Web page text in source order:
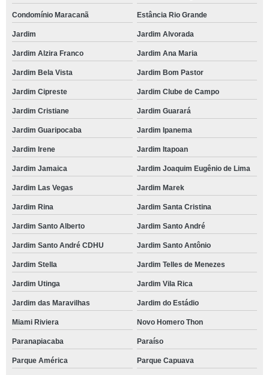
Condomínio Maracanã Estância Rio Grande
Jardim Jardim Alvorada
Jardim Alzira Franco Jardim Ana Maria
Jardim Bela Vista Jardim Bom Pastor
Jardim Cipreste Jardim Clube de Campo
Jardim Cristiane Jardim Guarará
Jardim Guaripocaba Jardim Ipanema
Jardim Irene Jardim Itapoan
Jardim Jamaica Jardim Joaquim Eugênio de Lima
Jardim Las Vegas Jardim Marek
Jardim Rina Jardim Santa Cristina
Jardim Santo Alberto Jardim Santo André
Jardim Santo André CDHU Jardim Santo Antônio
Jardim Stella Jardim Telles de Menezes
Jardim Utinga Jardim Vila Rica
Jardim das Maravilhas Jardim do Estádio
Miami Riviera Novo Homero Thon
Paranapiacaba Paraíso
Parque América Parque Capuava